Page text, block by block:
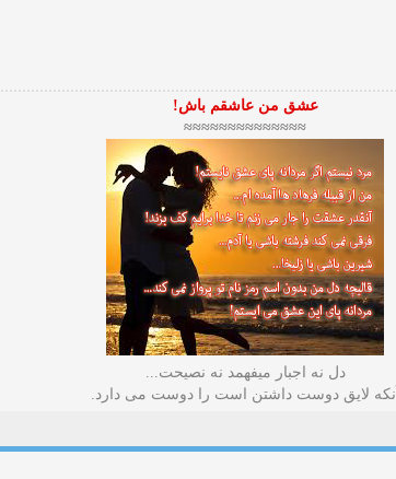
عشق من عاشقم باش!
≈≈≈≈≈≈≈≈≈≈≈≈≈≈
دل نه اجبار میفهمد نه نصیحت...
آنکه لایق دوست داشتن است را دوست می دارد.